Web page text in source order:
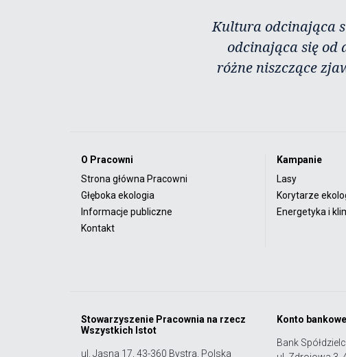
Kultura odcinająca
odcinająca się od
różne niszczące
O Pracowni
Strona główna Pracowni
Głęboka ekologia
Informacje publiczne
Kontakt
Kampanie
Lasy
Korytarze
Energetyka i
Stowarzyszenie Pracownia na rzecz
Wszystkich Istot
ul. Jasna 17, 43-360 Bystra, Polska
Konto
Bank